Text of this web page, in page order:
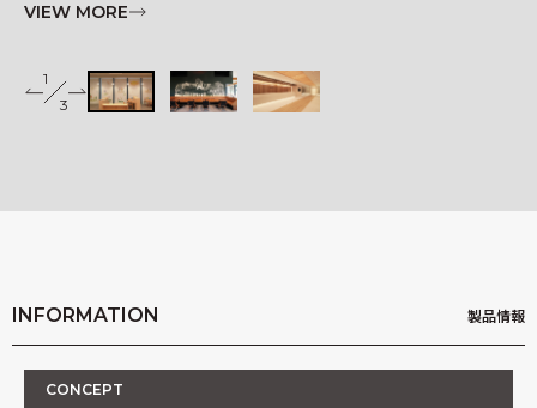
VIEW MORE
1
2 3
INFORMATION 製品情報
CONCEPT